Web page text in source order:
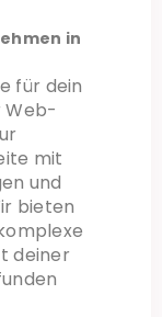
in
für dein
Web-
mit
und
bieten
deiner